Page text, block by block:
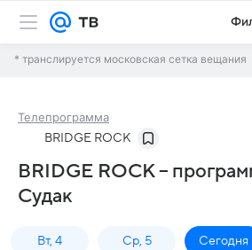
* транслируется московская сетка вещания
Телепрограмма
BRIDGE ROCK
BRIDGE ROCK –
Судак
Вт, 4 Ср, 5 Сегодня